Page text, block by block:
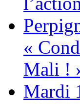
«
Mali !
Mardi